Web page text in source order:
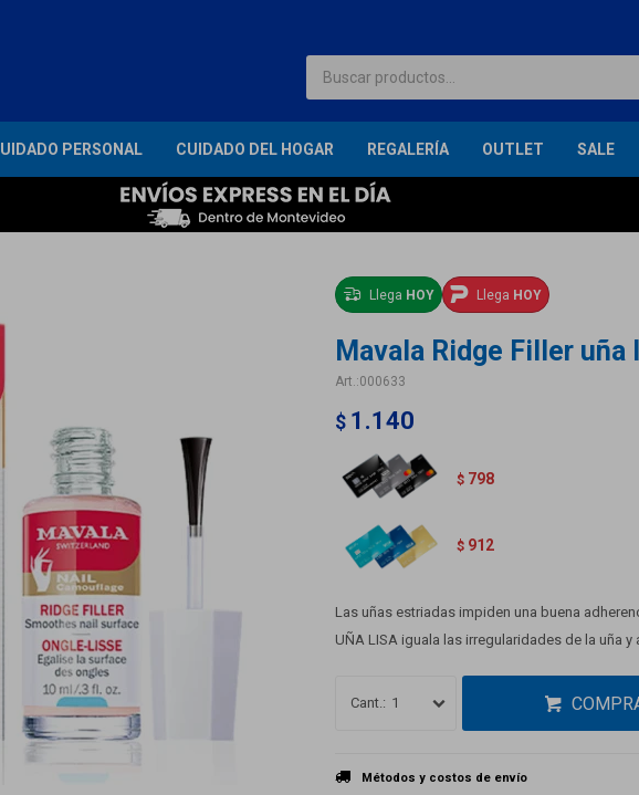
PERSONAL CUIDADO DEL HOGAR REGALERÍA OUTLET SALE
Llega HOY Llega HOY
Mavala Ridge Filler uña
000633
$ 1.140
$ 798
$ 912
Las uñas estriadas impiden una buena
UÑA LISA iguala las irregularidades de la uña y
1
Métodos y costos de envío